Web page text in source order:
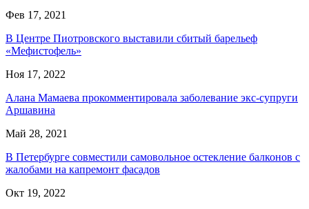
Фев 17, 2021
В Центре Пиотровского выставили сбитый барельеф
«Мефистофель»
Ноя 17, 2022
Алана Мамаева прокомментировала заболевание экс-супруги
Аршавина
Май 28, 2021
В Петербурге совместили самовольное остекление балконов с
жалобами на капремонт фасадов
Окт 19, 2022